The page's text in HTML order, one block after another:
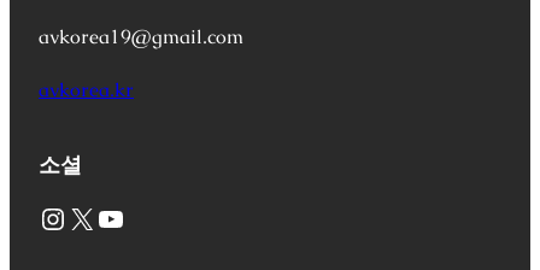
avkorea19@gmail.com
avkorea.kr
소셜
Instagram X YouTube